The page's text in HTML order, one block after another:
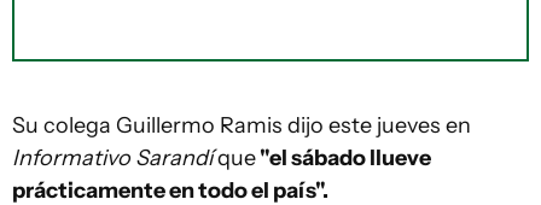
Su colega Guillermo Ramis dijo este jueves en
Informativo Sarandíque"el sábado llueve
prácticamente en todo el país".